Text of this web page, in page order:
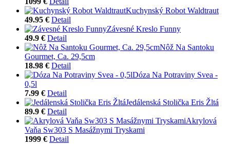
Kuchynský Robot Waldtraut
49.95 € Detail
Závesné Kreslo Funny
49.9 € Detail
Nôž Na Santoku
Gourmet, Ca. 29,5cm
18.98 € Detail
Dóza Na Potraviny Svea -
0,5l
7.99 € Detail
Jedálenská Stolička Eris Žltá
89.9 € Detail
Akrylová
Vaňa Sw303 S Masážnymi Tryskami
1999 € Detail